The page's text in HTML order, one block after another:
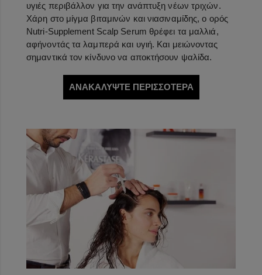
υγιές περιβάλλον για την ανάπτυξη νέων τριχών.
Χάρη στο μίγμα βιταμινών και νιασιναμίδης, ο ορός
Nutri-Supplement Scalp Serum θρέφει τα μαλλιά,
αφήνοντάς τα λαμπερά και υγιή. Και μειώνοντας
σημαντικά τον κίνδυνο να αποκτήσουν ψαλίδα.
ΑΝΑΚΑΛΥΨΤΕ ΠΕΡΙΣΣΟΤΕΡΑ